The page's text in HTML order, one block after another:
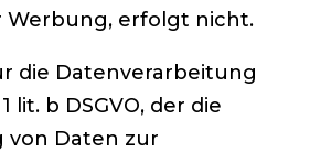
Werbung, erfolgt nicht.
die Datenverarbeitung
lit. b DSGVO, der die
von Daten zur